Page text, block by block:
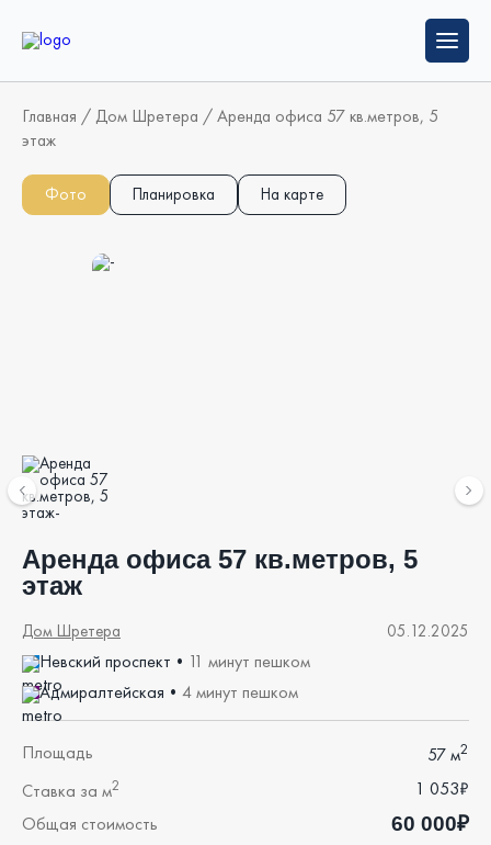
Главная /Дом Шретера /Аренда офиса 57 кв.метров, 5
этаж
Фото Планировка На карте
Аренда офиса 57 кв.метров, 5
этаж
05.12.2025
Дом Шретера
Невский проспект • 11 минут пешком
Адмиралтейская • 4 минут пешком
Площадь 57 м2
Ставка за м2
1 053₽
Общая стоимость
60 000₽